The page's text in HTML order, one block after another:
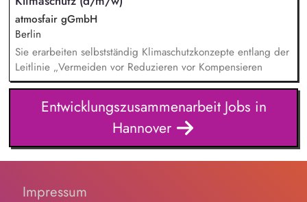
Beschwerdekultur innerhalb der Organisation.
atmosfair gGmbH
Berlin
Sie erarbeiten selbstständig Klimaschutzkonzepte entlang der
Leitlinie „Vermeiden vor Reduzieren vor Kompensieren
Entwicklungszusammenarbeit Jobs in
Hannover
Impressum